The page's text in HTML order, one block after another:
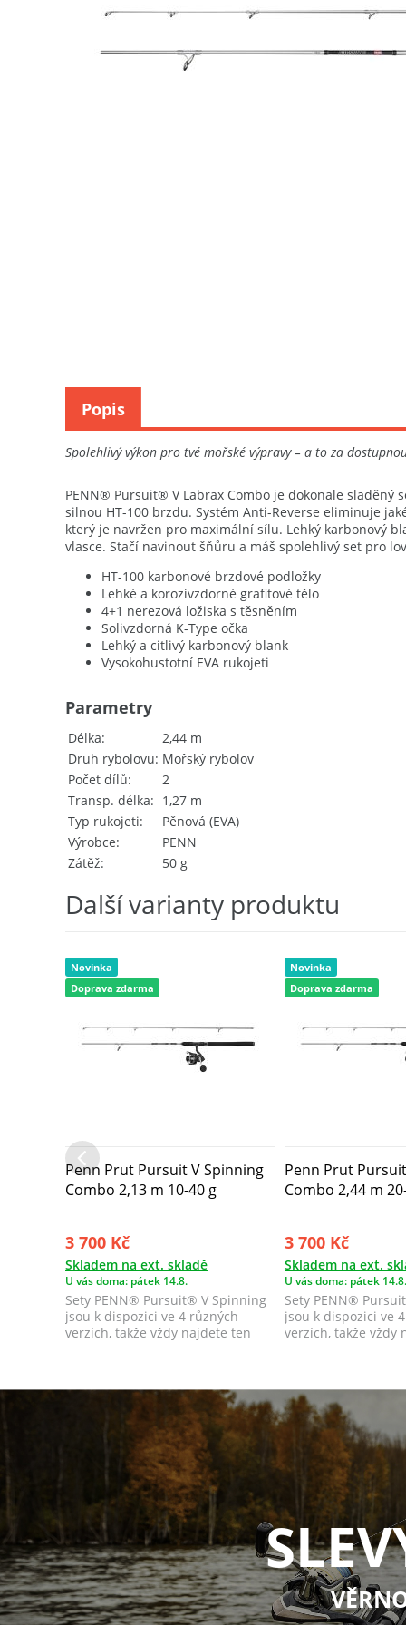
Spolehlivý výkon pro tvé mořské výpravy – a to za
PENN® Pursuit® V Labrax Combo je dokonale
silnou HT-100 brzdu. Systém Anti-Reverse eliminuje
který je navržen pro maximální sílu. Lehký karbonový
vlasce. Stačí navinout šňůru a máš spolehlivý set pro
HT-100 karbonové brzdové podložky
Lehké a korozivzdorné grafitové tělo
4+1 nerezová ložiska s těsněním
Solivzdorná K-Type očka
Lehký a citlivý karbonový blank
Vysokohustotní EVA rukojeti
Délka
2,44 m
Druh rybolovu Mořský rybolov
Počet dílů
2
Transp. délka
1,27 m
Typ rukojeti
Pěnová (EVA)
Výrobce
PENN
Zátěž
50 g
Parametry
Popis
Další varianty produktu
Novinka
Doprava zdarma
Penn Prut Pursuit V Spinning
Combo 2,13 m 10-40 g
3 700 Kč
Skladem na ext. skladě
U vás doma: pátek 14.8.
Sety PENN® Pursuit® V Spinning
jsou k dispozici ve 4 různých
verzích, takže vždy najdete ten
Novinka
Doprava zdarma
Penn Prut
Combo 2,44 m
3 700 Kč
Skladem na ext.
U vás doma: pátek
Sety PENN®
jsou k dispozici ve
verzích, takže vždy